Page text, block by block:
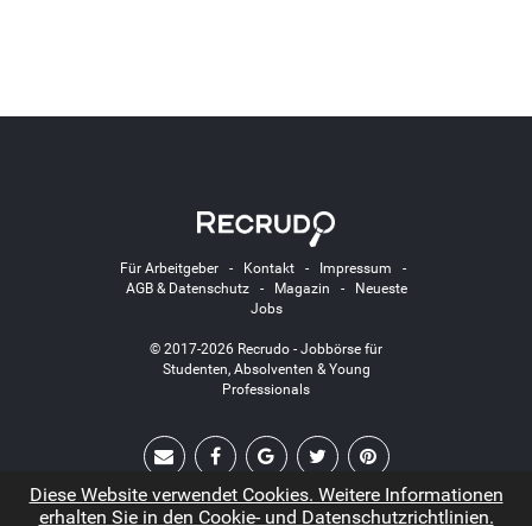
Für Arbeitgeber- Kontakt- Impressum -
AGB & Datenschutz- Magazin -
Neueste
Jobs
© 2017-2026 Recrudo - Jobbörse für
Studenten, Absolventen & Young
Professionals
Diese Website verwendet Cookies. Weitere Informationen
erhalten Sie in den Cookie- und Datenschutzrichtlinien.